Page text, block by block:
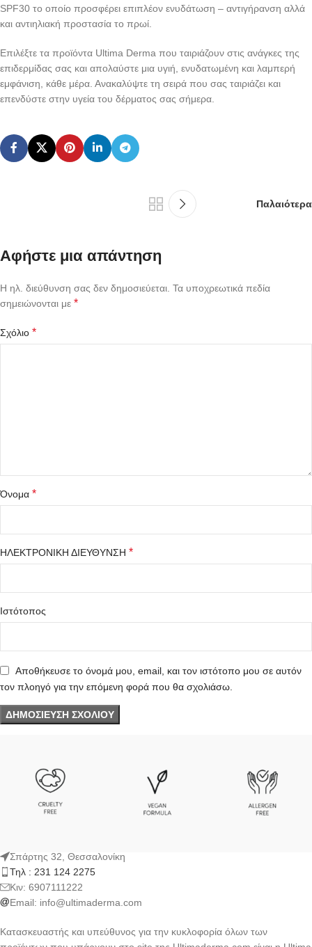
SPF30 το οποίο προσφέρει επιπλέον ενυδάτωση – αντιγήρανση αλλά
και αντιηλιακή προστασία το πρωί.
Επιλέξτε τα προϊόντα Ultima Derma που ταιριάζουν στις ανάγκες της
επιδερμίδας σας και απολαύστε μια υγιή, ενυδατωμένη και λαμπερή
εμφάνιση, κάθε μέρα. Ανακαλύψτε τη σειρά που σας ταιριάζει και
επενδύστε στην υγεία του δέρματος σας σήμερα.
Παλαιότερα
Αφήστε μια απάντηση
Η ηλ. διεύθυνση σας δεν δημοσιεύεται. Τα υποχρεωτικά πεδία
σημειώνονται με *
Σχόλιο *
Όνομα *
ΗΛΕΚΤΡΟΝΙΚΗ ΔΙΕΥΘΥΝΣΗ *
Ιστότοπος
Αποθήκευσε το όνομά μου, email, και τον ιστότοπο μου σε αυτόν
τον πλοηγό για την επόμενη φορά που θα σχολιάσω.
Σπάρτης 32, Θεσσαλονίκη
Τηλ : 231 124 2275
Kιν: 6907111222
Email: info@ultimaderma.com
Κατασκευαστής και υπεύθυνος για την κυκλοφορία όλων των